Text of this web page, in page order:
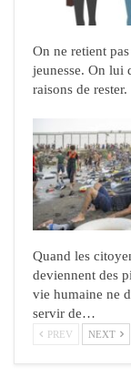
On ne retient
jeunesse. On lui
raisons de rester.
Quand les
deviennent des
vie humaine ne
servir de…
PREV NEXT